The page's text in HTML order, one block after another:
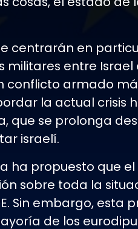
centrarán en
militares entre Israel
conflicto armado
la actual crisis
que se prolonga
israelí.
ha propuesto que
sobre toda la
Sin embargo, esta
de los